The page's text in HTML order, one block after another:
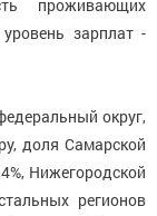
проживающих
зарплат -
округ,
доля Самарской
Нижегородской
регионов